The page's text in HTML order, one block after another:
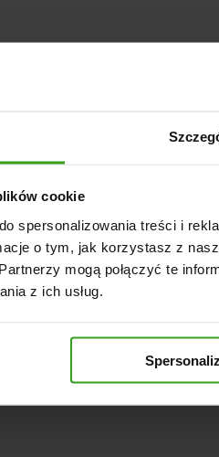
cookie
spersonalizowania treści i
o tym, jak korzystasz z
mogą połączyć te
z ich usług.